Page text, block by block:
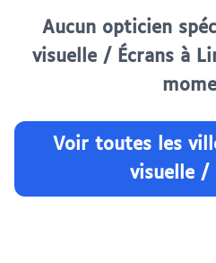
Aucun opticien
visuelle / Écrans à
Voir toutes les
visuelle /